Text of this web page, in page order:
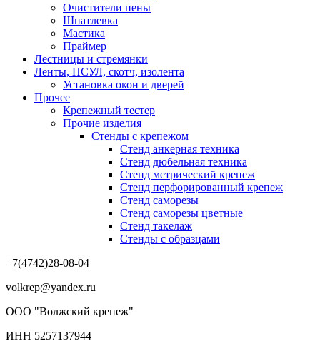
Очистители пены
Шпатлевка
Мастика
Праймер
Лестницы и стремянки
Ленты, ПСУЛ, скотч, изолента
Установка окон и дверей
Прочее
Крепежный тестер
Прочие изделия
Стенды с крепежом
Стенд анкерная техника
Стенд дюбельная техника
Стенд метрический крепеж
Стенд перфорированный крепеж
Стенд саморезы
Стенд саморезы цветные
Стенд такелаж
Стенды с образцами
+7(4742)28-08-04
volkrep@yandex.ru
ООО "Волжский крепеж"
ИНН 5257137944